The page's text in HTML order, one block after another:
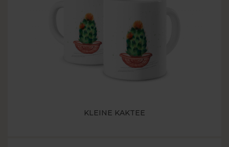
KLEINE KAKTEE